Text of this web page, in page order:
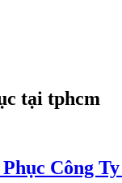
tại tphcm
Công